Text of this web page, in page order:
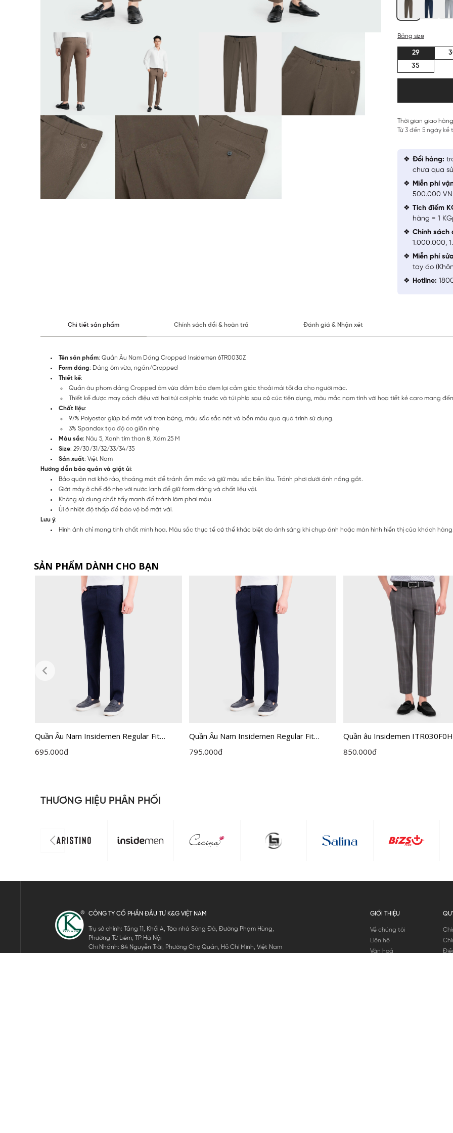
Bảng size
29
35
Thời gian giao
Từ 3 đến 5 ngày
Đổi hàng:
chưa qua
Miễn phí
500.000
Tích điểm
hàng = 1
Chính sách
1.000.000,
Miễn phí
tay áo
Hotline:
Chi tiết sản phẩm Chính sách đổi & hoàn trả Đánh giá & Nhận xét
Tên sản phẩm: Quần Âu Nam Dáng Cropped Insidemen 6TR0030Z
Form dáng: Dáng ôm vừa, ngắn/Cropped
Thiết kế:
Quần âu phom dáng Cropped ôm vừa đảm bảo đem lại cảm giác thoải mái tối đa cho người mặc.
Thiết kế được may cách điệu với hai túi cơi phía trước và túi phía sau có cúc tiện dụng, màu mắc nam tính với họa tiết kẻ caro mang
Chất liệu:
97% Polyester giúp bề mặt vải trơn bóng, màu sắc sắc nét và bền màu qua quá trình sử dụng.
3% Spandex tạo độ co giãn nhẹ
Màu sắc: Nâu 5, Xanh tím than 8, Xám 25 M
Size: 29/30/31/32/33/34/35
Sản xuất: Việt Nam
Hướng dẫn bảo quản và giặt ủi:
Bảo quản nơi khô ráo, thoáng mát để tránh ẩm mốc và giữ màu sắc bền lâu. Tránh phơi dưới ánh nắng gắt.
Giặt máy ở chế độ nhẹ với nước lạnh để giữ form dáng và chất liệu vải.
Không sử dụng chất tẩy mạnh để tránh làm phai màu.
Ủi ở nhiệt độ thấp để bảo vệ bề mặt vải.
Lưu ý:
Hình ảnh chỉ mang tính chất minh họa. Màu sắc thực tế có thể khác biệt do ánh sáng khi chụp ảnh hoặc màn hình hiển thị của khách
SẢN PHẨM DÀNH CHO BẠN
Quần Âu Nam Insidemen Regular Fit
ITRR01F
695.000đ
Quần Âu Nam Insidemen Regular Fit
ITRR05F
795.000đ
Quần âu Insidemen
Xám 03 kẻ cỡ 32
850.000đ
THƯƠNG HIỆU PHÂN PHỐI
CÔNG TY CỔ PHẦN ĐẦU TƯ K&G VIỆT NAM
Trụ sở chính: Tầng 11, Khối A, Tòa nhà Sông Đà, Đường Phạm Hùng,
Phường Từ Liêm, TP Hà Nội
Chi Nhánh: 84 Nguyễn Trãi, Phường Chợ Quán, Hồ Chí Minh, Việt Nam
GIỚI THIỆU
Về chúng tôi
Liên hệ
Văn hoá